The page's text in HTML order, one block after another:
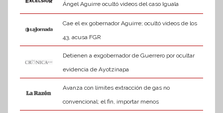
Ángel Aguirre ocultó videos del caso Iguala
Cae el ex gobernador Aguirre; ocultó videos de los
43, acusa FGR
Detienen a exgobernador de Guerrero por ocultar
evidencia de Ayotzinapa
Avanza con límites extracción de gas no
convencional; el fin, importar menos